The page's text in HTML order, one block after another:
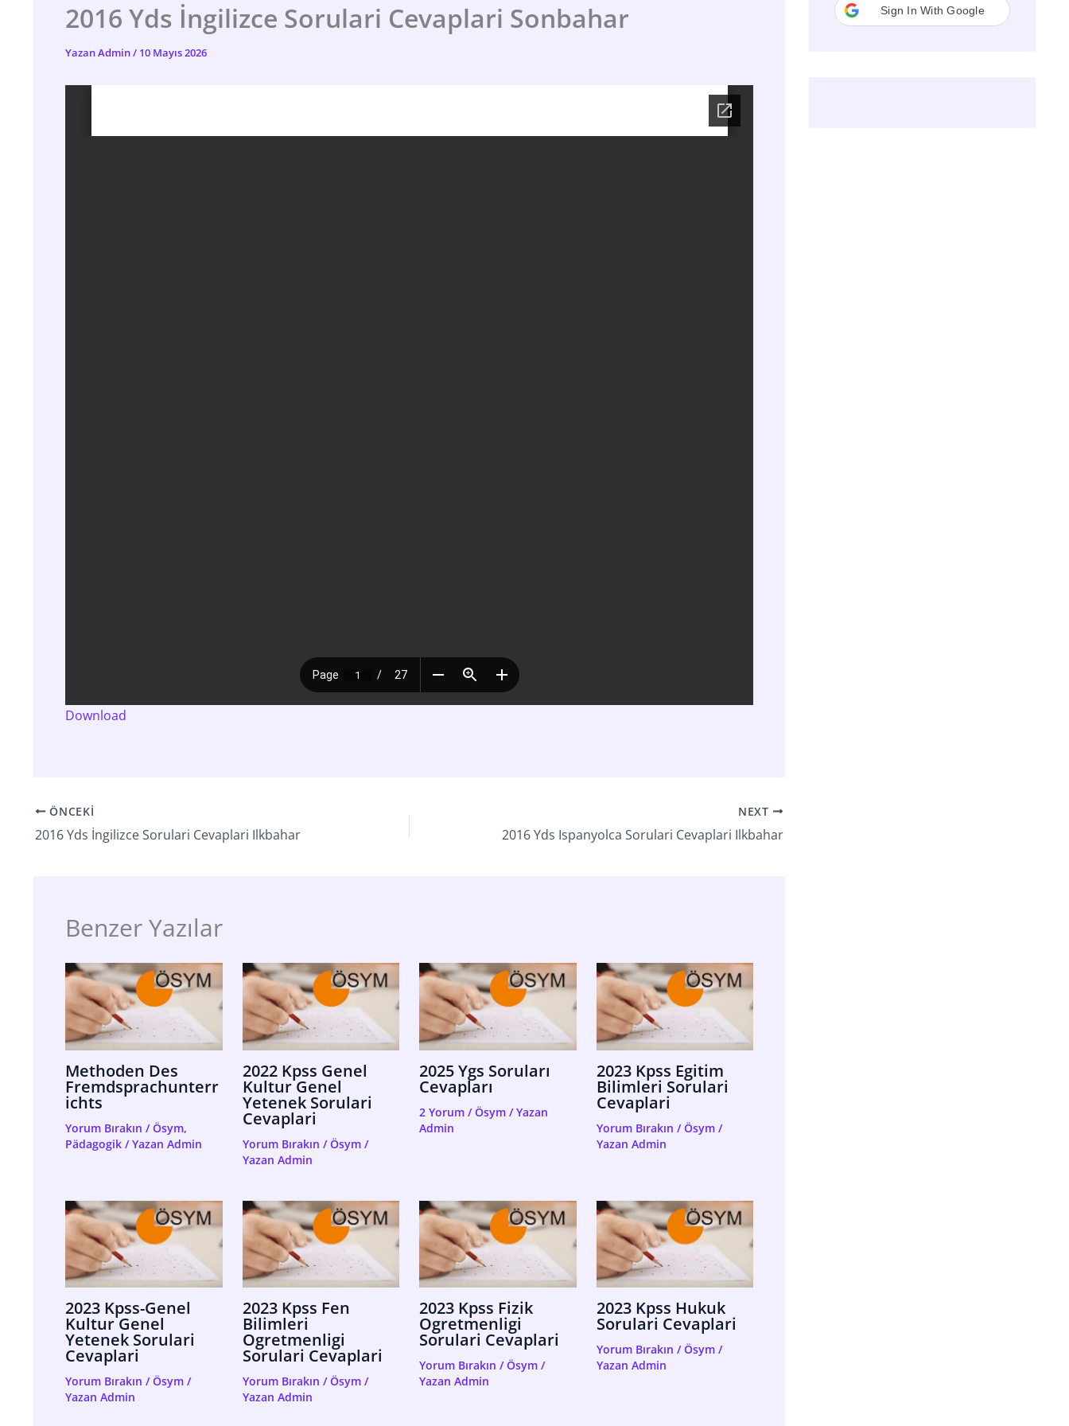
2016 Yds İngilizce Sorulari Cevaplari Sonbahar
YazanAdmin/ 10 Mayıs 2026
Download
ÖNCEKI
2016 Yds İngilizce Sorulari Cevaplari Ilkbahar
NEXT
2016 Yds Ispanyolca Sorulari Cevaplari Ilkbahar
Benzer Yazılar
Methoden Des
Fremdsprachunterr
Ichts
Yorum Bırakın /Ösym,
Pädagogik / Yazan Admin
2022 Kpss Genel
Kultur Genel
Yetenek Sorulari
Cevaplari
Yorum Bırakın /Ösym/
Yazan Admin
2025 Ygs Soruları
Cevapları
2 Yorum /Ösym / Yazan
Admin
2023 Kpss Egitim
Bilimleri Sorulari
Cevaplari
Yorum Bırakın /Ösym/
Yazan Admin
2023 Kpss-Genel
Kultur Genel
Yetenek Sorulari
Cevaplari
Yorum Bırakın /Ösym /
Yazan Admin
2023 Kpss Fen
Bilimleri
Ogretmenligi
Sorulari Cevaplari
Yorum Bırakın /Ösym/
Yazan Admin
2023 Kpss Fizik
Ogretmenligi
Sorulari Cevaplari
Yorum Bırakın /Ösym /
Yazan Admin
2023 Kpss Hukuk
Sorulari Cevaplari
Yorum Bırakın /Ösym/
Yazan Admin
Sign In With Google